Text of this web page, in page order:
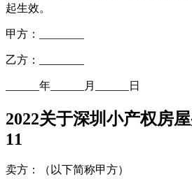
起生效。
甲方：________
乙方：________
______年______月______日
2022关于深圳小产权房
11
卖方：（以下简称甲方）